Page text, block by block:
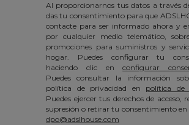
Al proporcionarnos tus datos a través
das tu consentimiento para que
contacte para ser informado ahora y
por cualquier medio telemático,
promociones para suministros y
hogar. Puedes configurar tu
haciendo clic enconfigurar
Puedes consultar la información
política de privacidad en política de
Puedes ejercer tus derechos de acceso,
supresión o retirar tu consentimiento en
dpo@adslhouse.com